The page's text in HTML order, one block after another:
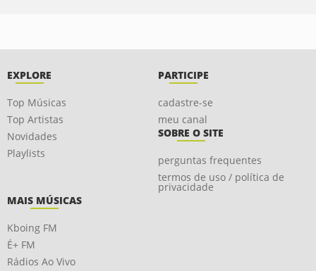
EXPLORE
Top Músicas
Top Artistas
Novidades
Playlists
PARTICIPE
cadastre-se
meu canal
SOBRE O SITE
perguntas frequentes
termos de uso / política de
privacidade
MAIS MÚSICAS
Kboing FM
É+ FM
Rádios Ao Vivo